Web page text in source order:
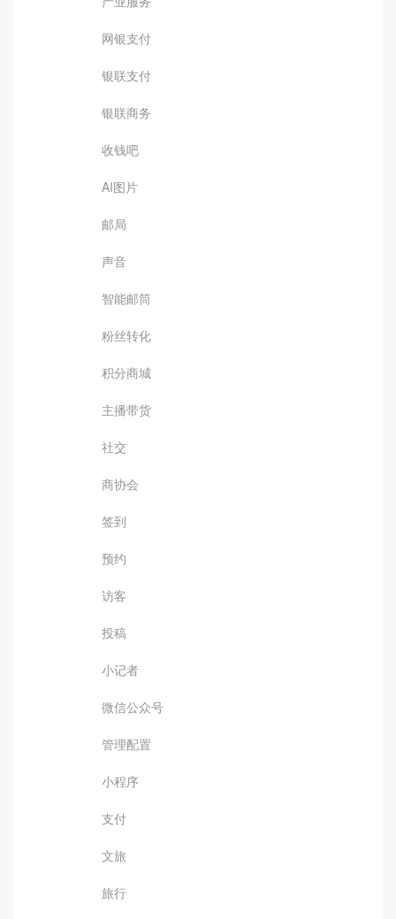
网银支付
银联支付
银联商务
收钱吧
AI图片
邮局
声音
智能邮筒
粉丝转化
积分商城
主播带货
社交
商协会
签到
预约
访客
投稿
小记者
微信公众号
管理配置
小程序
支付
文旅
旅行